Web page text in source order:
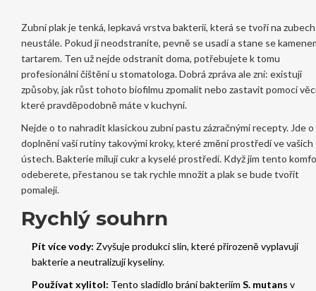
Zubní plak je tenká, lepkavá vrstva bakterií, která se tvoří na zubech
neustále. Pokud ji neodstraníte, pevně se usadí a stane se
tartarem. Ten už nejde odstranit doma, potřebujete k tomu
profesionální čištění u stomatologa. Dobrá zpráva ale zní: existují
způsoby, jak růst tohoto biofilmu zpomalit nebo zastavit pomocí
které pravděpodobně máte v kuchyni.
Nejde o to nahradit klasickou zubní pastu zázračnými recepty. Jde o
doplnění vaší rutiny takovými kroky, které změní prostředí ve vašich
ústech. Bakterie milují cukr a kyselé prostředí. Když jim tento
odeberete, přestanou se tak rychle množit a plak se bude tvořit
pomaleji.
Rychlý souhrn
Pít více vody: Zvyšuje produkci slin, které přirozeně vyplavují
bakterie a neutralizují kyseliny.
Používat xylitol: Tento sladidlo brání bakteriím S. mutans v